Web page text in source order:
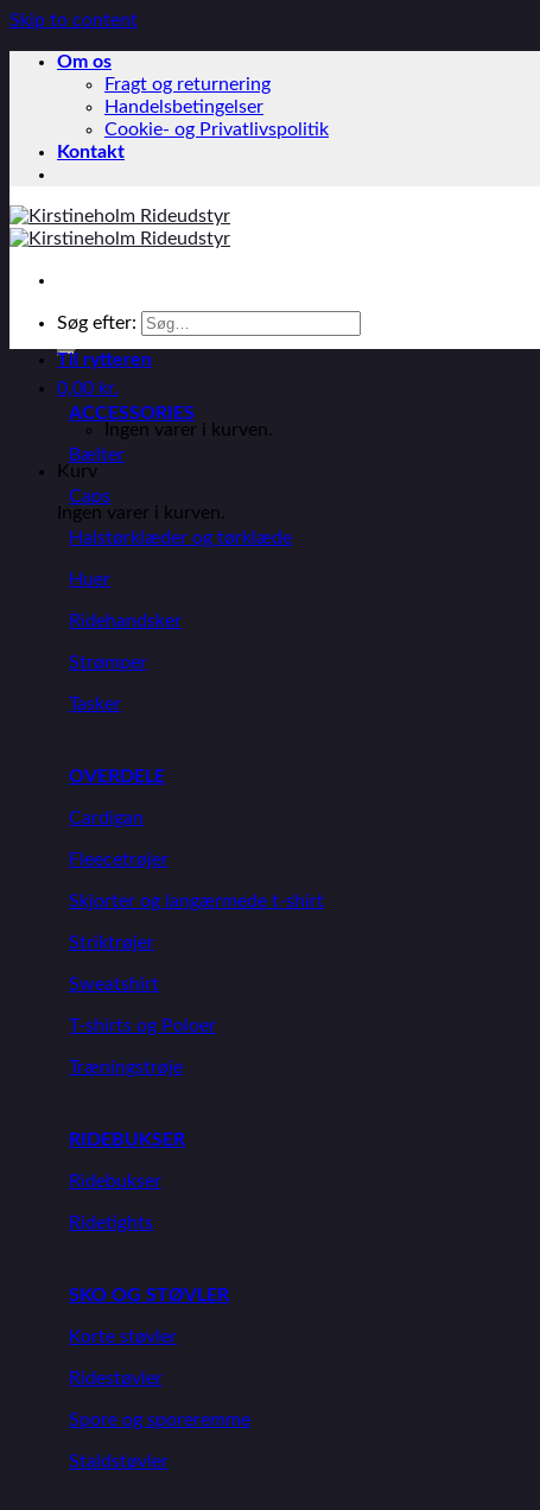
Skip to content
Om os
Fragt og returnering
Handelsbetingelser
Cookie- og Privatlivspolitik
Kontakt
Søg efter:
0,00 kr.
Ingen varer i kurven.
Kurv
Ingen varer i kurven.
Til rytteren
ACCESSORIES
Bælter
Caps
Halstørklæder og tørklæde
Huer
Ridehandsker
Strømper
Tasker
OVERDELE
Cardigan
Fleecetrøjer
Skjorter og langærmede t-shirt
Striktrøjer
Sweatshirt
T-shirts og Poloer
Træningstrøje
RIDEBUKSER
Ridebukser
Ridetights
SKO OG STØVLER
Korte støvler
Ridestøvler
Spore og sporeremme
Staldstøvler